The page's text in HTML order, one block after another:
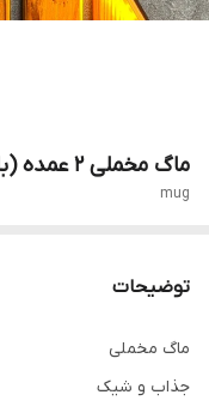
ماگ مخملی 2 عمده (بالای ۱۲عدد)کد om53
mug
توضیحات
ماگ مخملی
جذاب و شیک